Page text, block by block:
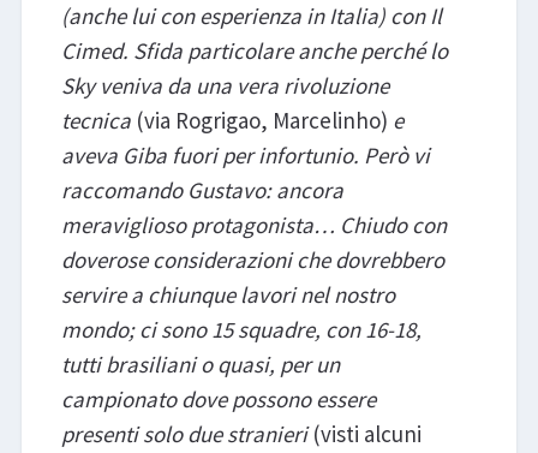
(anche lui con esperienza in Italia) con Il
Cimed. Sfida particolare anche perché lo
Sky veniva da una vera rivoluzione
tecnica (via Rogrigao, Marcelinho) e
aveva Giba fuori per infortunio. Però vi
raccomando Gustavo: ancora
meraviglioso protagonista… Chiudo con
doverose considerazioni che dovrebbero
servire a chiunque lavori nel nostro
mondo; ci sono 15 squadre, con 16-18,
tutti brasiliani o quasi, per un
campionato dove possono essere
presenti solo due stranieri(visti alcuni